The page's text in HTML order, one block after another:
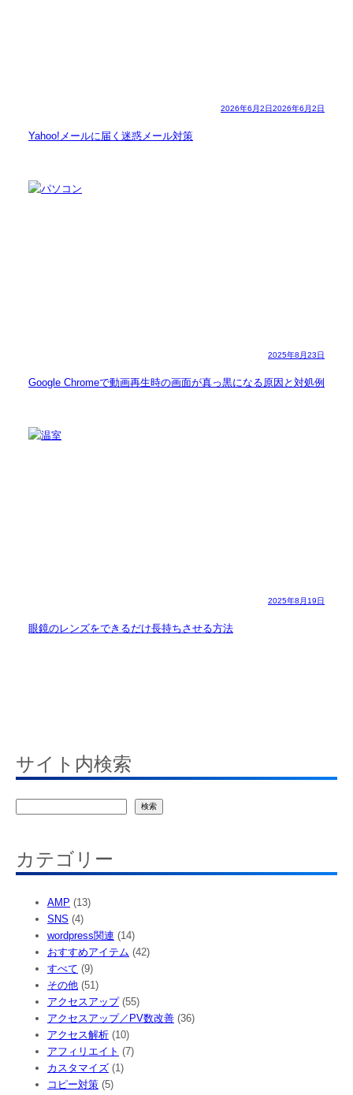
2026年6月2日2026年6月2日
Yahoo!メールに届く迷惑メール対策
2025年8月23日
Google Chromeで動画再生時の画面が真っ黒になる原因と対処例
2025年8月19日
眼鏡のレンズをできるだけ長持ちさせる方法
サイト内検索
検索
カテゴリー
AMP (13)
SNS (4)
wordpress関連 (14)
おすすめアイテム (42)
すべて (9)
その他 (51)
アクセスアップ(55)
アクセスアップ／PV数改善 (36)
アクセス解析 (10)
アフィリエイト (7)
カスタマイズ (1)
コピー対策 (5)